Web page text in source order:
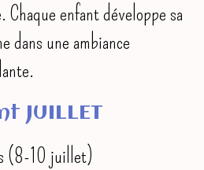
enfant développe sa
dans une ambiance
JUILLET
(8-10 juillet)